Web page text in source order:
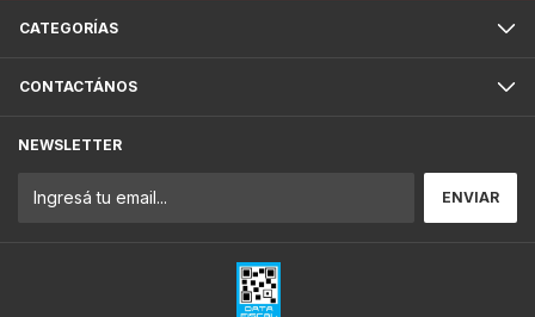
CATEGORÍAS
CONTACTÁNOS
NEWSLETTER